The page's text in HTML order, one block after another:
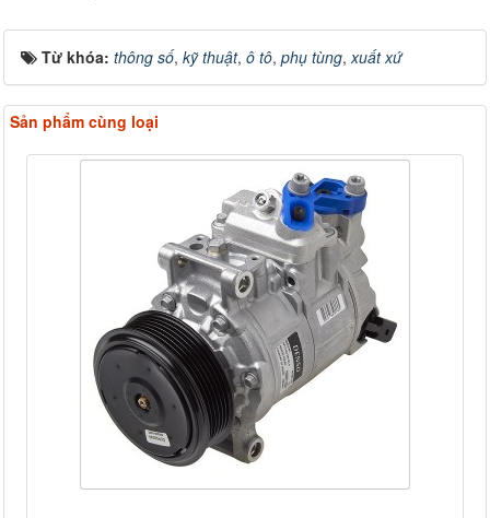
Từ khóa: thông số, kỹ thuật, ô tô, phụ tùng, xuất xứ
Sản phẩm cùng loại